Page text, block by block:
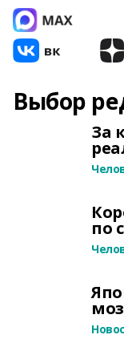
Выбор
За
по